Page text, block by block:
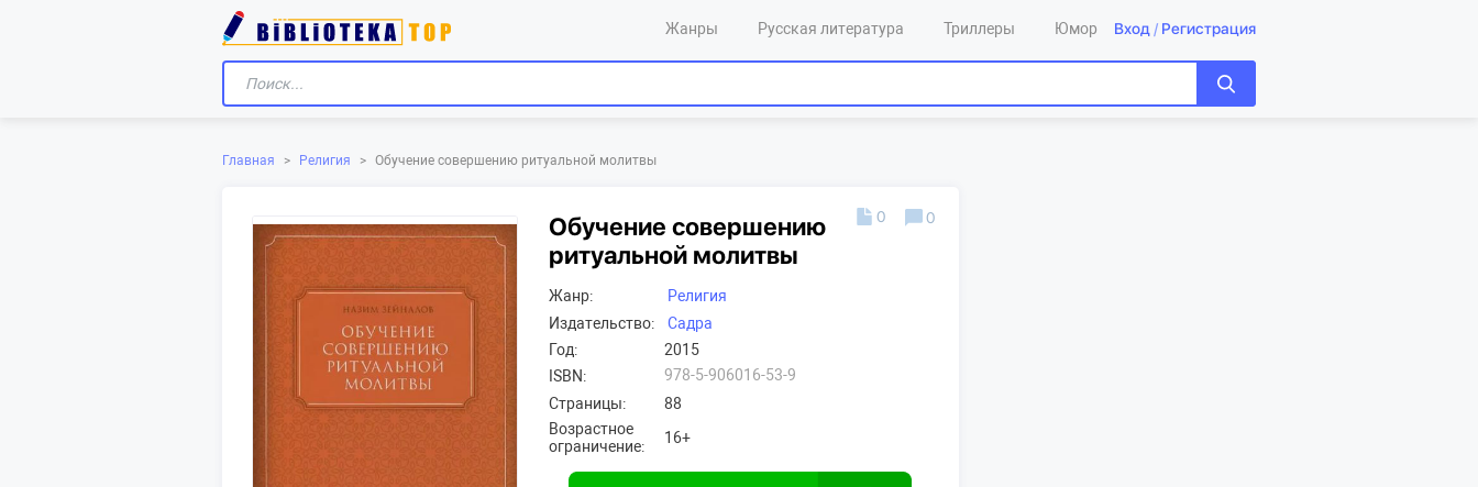
Жанры Русская литература Триллеры Юмор Вход / Регистрация
Главная > Религия > Обучение совершению ритуальной молитвы
Обучение совершению
ритуальной молитвы
Жанр:
Религия
Издательство:
Садра
Год:
2015
ISBN:
978-5-906016-53-9
Страницы:
88
Возрастное
ограничение:
16+
0 0